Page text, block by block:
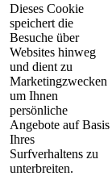
Dieses Cookie
speichert die
Besuche über
Websites hinweg
und dient zu
Marketingzwecken
um Ihnen
persönliche
Angebote auf Basis
Ihres
Surfverhaltens zu
unterbreiten.